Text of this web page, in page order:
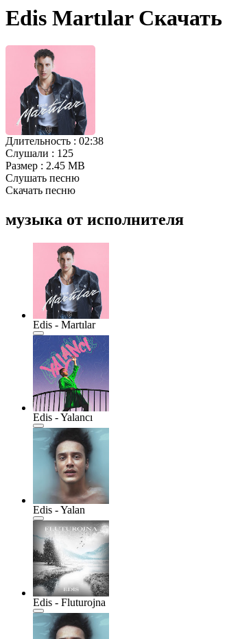
Edis Martılar Скачать
Длительность : 02:38
Слушали : 125
Размер : 2.45 MB
Слушать песню
Скачать песню
музыка от исполнителя
Edis - Martılar
Edis - Yalancı
Edis - Yalan
Edis - Fluturojna